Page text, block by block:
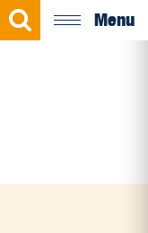
Menu